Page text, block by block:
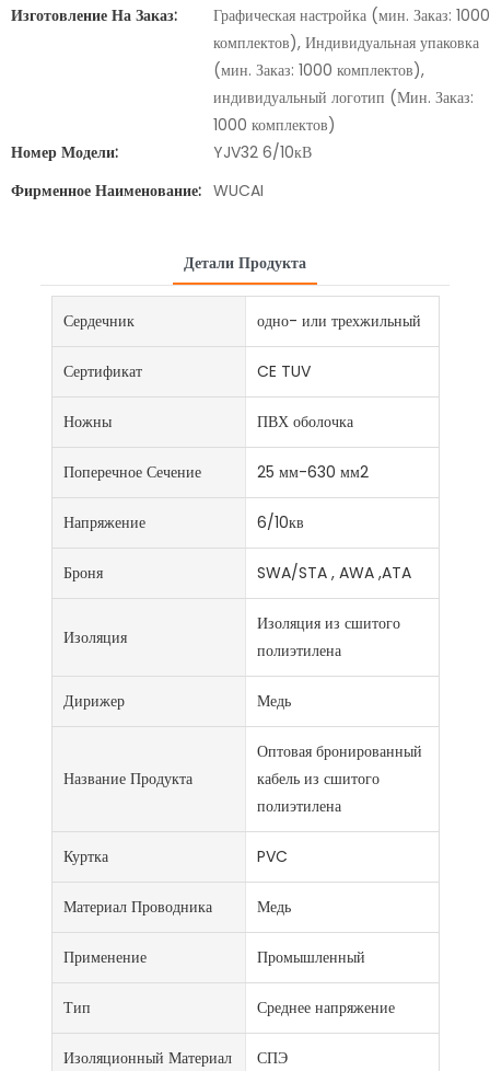
Изготовление На Заказ:
Графическая настройка (мин. Заказ: 1000
комплектов), Индивидуальная упаковка
(мин. Заказ: 1000 комплектов),
индивидуальный логотип (Мин. Заказ:
1000 комплектов)
Номер Модели:
YJV32 6/10кВ
Фирменное Наименование: WUCAI
Детали Продукта
Сердечник одно- или трехжильный
Сертификат CE TUV
Ножны ПВХ оболочка
Поперечное Сечение 25 мм-630 мм2
Напряжение 6/10кв
Броня SWA/STA , AWA ,ATA
Изоляция
Изоляция из сшитого
полиэтилена
Дирижер Медь
Название Продукта
Оптовая бронированный
кабель из сшитого
полиэтилена
Куртка PVC
Материал Проводника Медь
Применение Промышленный
Тип Среднее напряжение
Изоляционный Материал СПЭ